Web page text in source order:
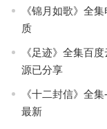
《锦月如歌》全
质
《足迹》全集百
源已分享
《十二封信》全
最新